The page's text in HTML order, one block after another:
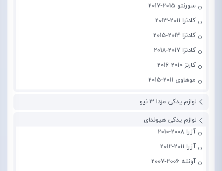
سورنتو 2015-2017
کادنزا 2011-2013
کادنزا 2014-2015
کادنزا 2017-2018
کارنز 2010-2016
موهاوی 2011-2015
لوازم یدکی مزدا 3 نیو
لوازم یدکی هیوندای
آزرا 2008-2010
آزرا 2011-2012
آونته 2006-2007